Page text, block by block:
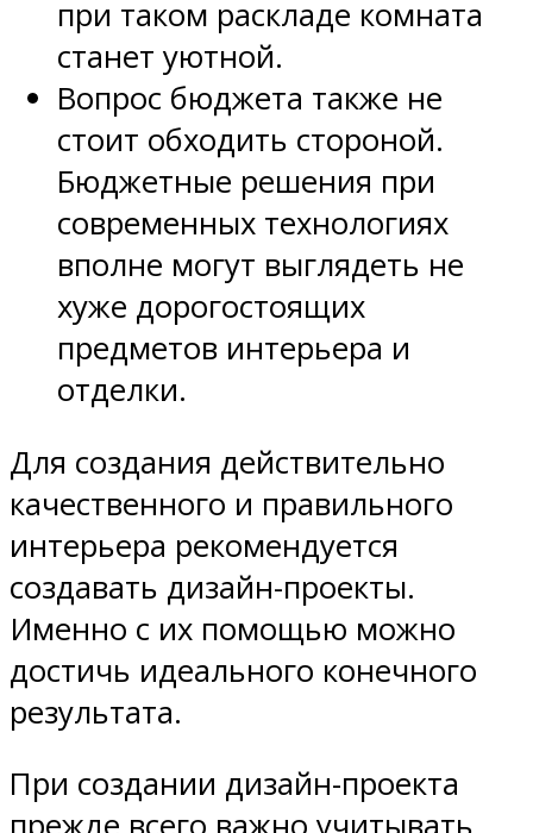
при таком раскладе комната
станет уютной.
Вопрос бюджета также не
стоит обходить стороной.
Бюджетные решения при
современных технологиях
вполне могут выглядеть не
хуже дорогостоящих
предметов интерьера и
отделки.
Для создания действительно
качественного и правильного
интерьера рекомендуется
создавать дизайн-проекты.
Именно с их помощью можно
достичь идеального конечного
результата.
При создании дизайн-проекта